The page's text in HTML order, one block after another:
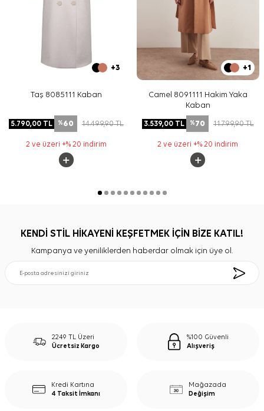
+3
Taş 8085111 Kaban
5.790,00TL %60 14.499,90TL
2 ve üzeri +% 20 indirim
+1
Camel 8091111 Hakim Yaka
Kaban
3.539,00TL %70 11.799,90TL
2 ve üzeri +% 20 indirim
KENDİ STİL HİKAYENİ KEŞFETMEK İÇİN BİZE KATIL!
Kampanya ve yeniliklerden haberdar olmak için üye ol.
2249 TL Üzeri
Ücretsiz Kargo
%100 Güvenli
Alışveriş
Kredi Kartına
4 Taksit İmkanı
Mağazada
Değişim